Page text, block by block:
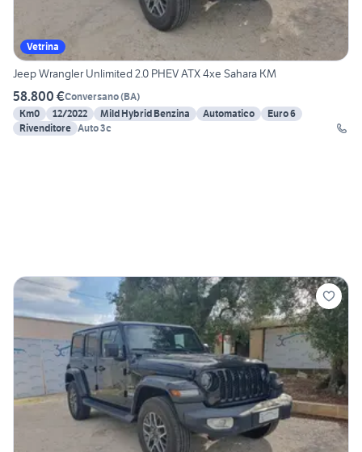
Vetrina
Jeep Wrangler Unlimited 2.0 PHEV ATX 4xe Sahara KM
58.800 €Conversano(BA)
Km0
12/2022 Mild Hybrid Benzina Automatico
Euro 6
Rivenditore Auto 3c